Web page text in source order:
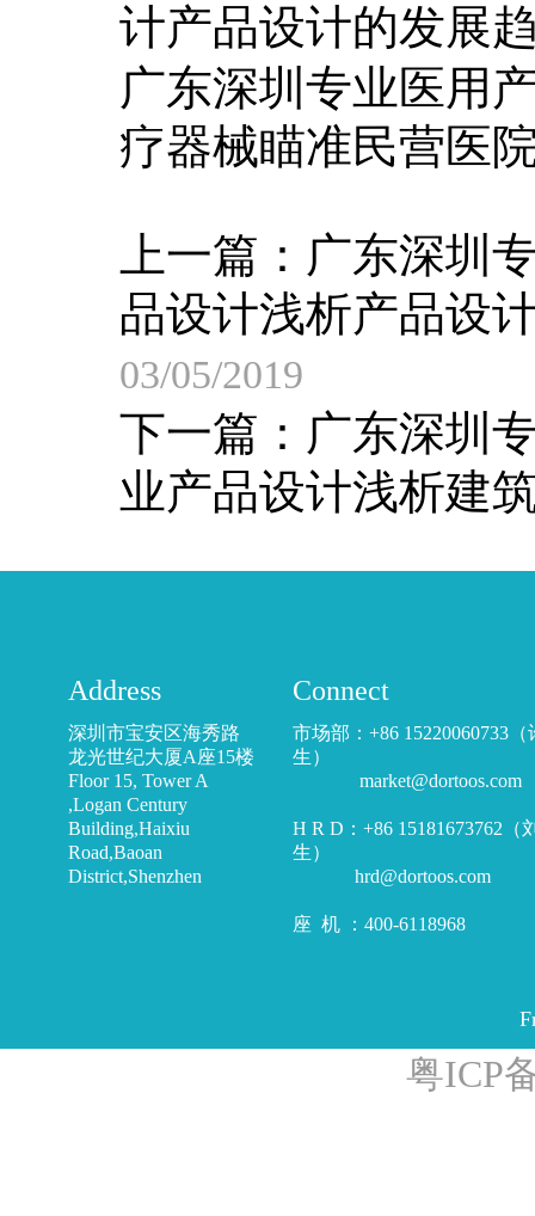
计产品设计的发展
广东深圳专业医用
疗器械瞄准民营医
上一篇： 广东深圳
品设计浅析产品设
03/05/2019
下一篇： 广东深圳
业产品设计浅析建
Address
深圳市宝安区海秀路
龙光世纪大厦A座15楼
Floor 15, Tower A
,Logan Century
Building,Haixiu
Road,Baoan
District,Shenzhen
Connect
市场部：+86 15220060733（
生）
market@dortoos.com
H R D：+86 15181673762（
生）
hrd@dortoos.com
座 机 ：400-6118968
粤ICP